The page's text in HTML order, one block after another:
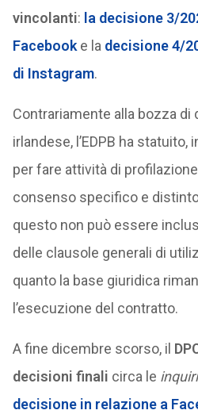
vincolanti: la decisione 3/
Facebooke la decisione 4/
di Instagram.
Contrariamente alla bozza di
irlandese, l’EDPB ha
per fare attività di
consenso specifico e
questo non può essere
delle clausole generali di
quanto la base giuridica
l’esecuzione del contratto.
A fine dicembre scorso, il
decisioni finali circa le
decisione in relazione a